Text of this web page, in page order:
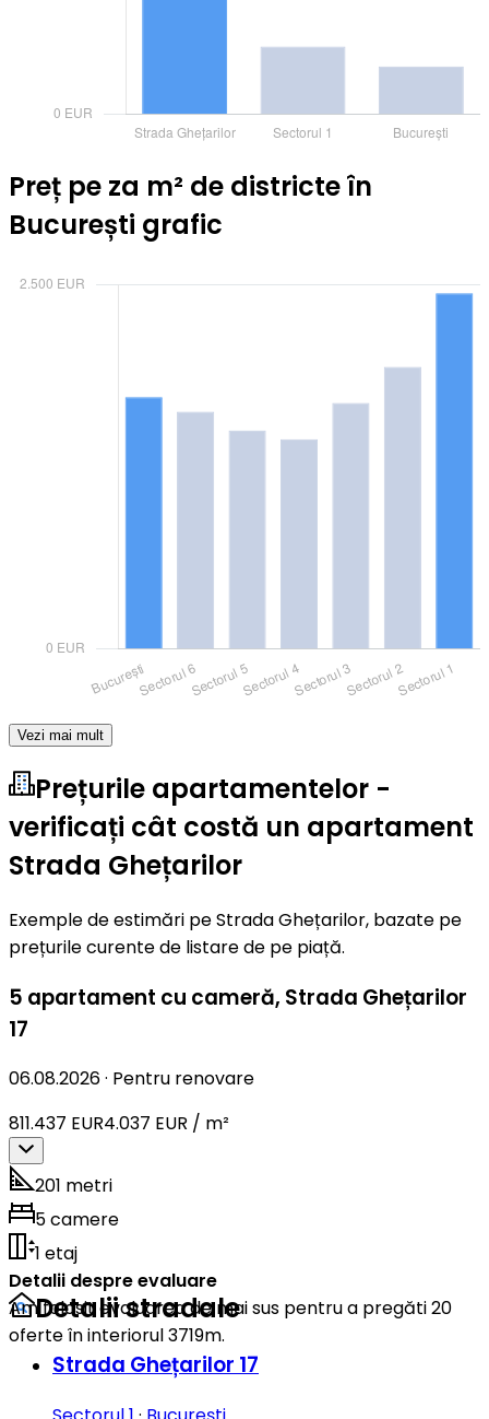
Preț pe za m² de districte în
București grafic
Vezi mai mult
Prețurile apartamentelor -
verificați cât costă un apartament
Strada Ghețarilor
Exemple de estimări pe Strada Ghețarilor, bazate pe
prețurile curente de listare de pe piață.
5 apartament cu cameră, Strada Ghețarilor
17
06.08.2026· Pentru renovare
811.437 EUR4.037 EUR / m²
201 metri
5 camere
1 etaj
Detalii despre evaluare
Am folosit evaluarea de mai sus pentru a pregăti 20
oferte în interiorul 3719m.
Detalii stradale
Strada Ghețarilor 17